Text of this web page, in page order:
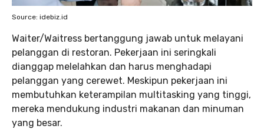
Source: idebiz.id
Waiter/Waitress bertanggung jawab untuk melayani
pelanggan di restoran. Pekerjaan ini seringkali
dianggap melelahkan dan harus menghadapi
pelanggan yang cerewet. Meskipun pekerjaan ini
membutuhkan keterampilan multitasking yang tinggi,
mereka mendukung industri makanan dan minuman
yang besar.